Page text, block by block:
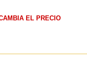
EL PRECIO